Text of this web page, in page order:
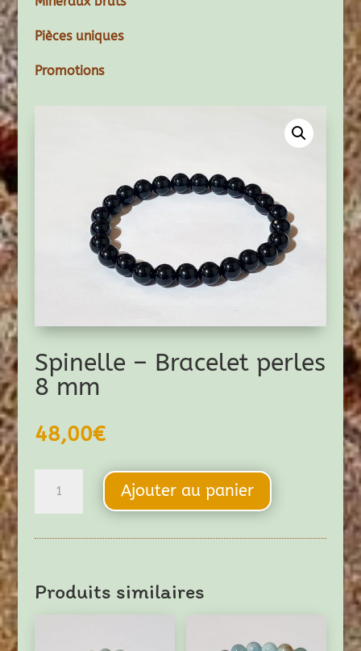
Pièces uniques
Promotions
Spinelle – Bracelet perles
8 mm
48,00€
perles
Ajouter au panier
Produits similaires